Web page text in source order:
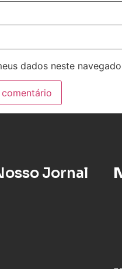
dados neste
Jornal